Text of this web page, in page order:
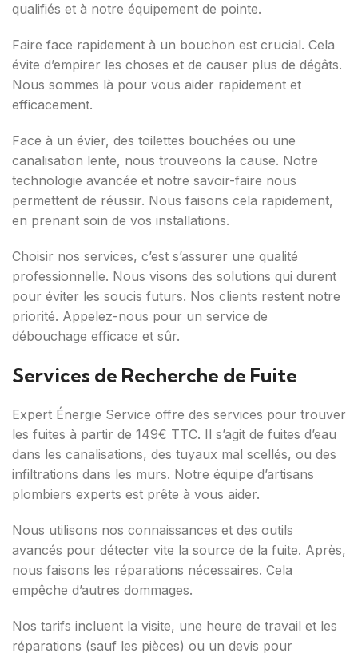
qualifiés et à notre équipement de pointe.
Faire face rapidement à un bouchon est crucial. Cela
évite d’empirer les choses et de causer plus de dégâts.
Nous sommes là pour vous aider rapidement et
efficacement.
Face à un évier, des toilettes bouchées ou une
canalisation lente, nous trouveons la cause. Notre
technologie avancée et notre savoir-faire nous
permettent de réussir. Nous faisons cela rapidement,
en prenant soin de vos installations.
Choisir nos services, c’est s’assurer une qualité
professionnelle. Nous visons des solutions qui durent
pour éviter les soucis futurs. Nos clients restent notre
priorité. Appelez-nous pour un service de
débouchage efficace et sûr.
Services de Recherche de Fuite
Expert Énergie Service offre des services pour trouver
les fuites à partir de 149€ TTC. Il s’agit de fuites d’eau
dans les canalisations, des tuyaux mal scellés, ou des
infiltrations dans les murs. Notre équipe d’artisans
plombiers experts est prête à vous aider.
Nous utilisons nos connaissances et des outils
avancés pour détecter vite la source de la fuite. Après,
nous faisons les réparations nécessaires. Cela
empêche d’autres dommages.
Nos tarifs incluent la visite, une heure de travail et les
réparations (sauf les pièces) ou un devis pour